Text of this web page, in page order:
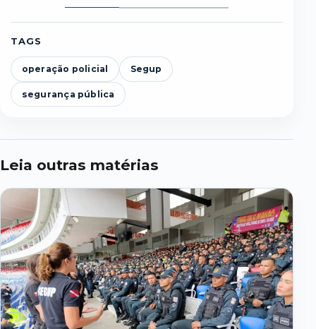
1
2
3
TAGS
operação policial Segup
segurança pública
Leia outras matérias